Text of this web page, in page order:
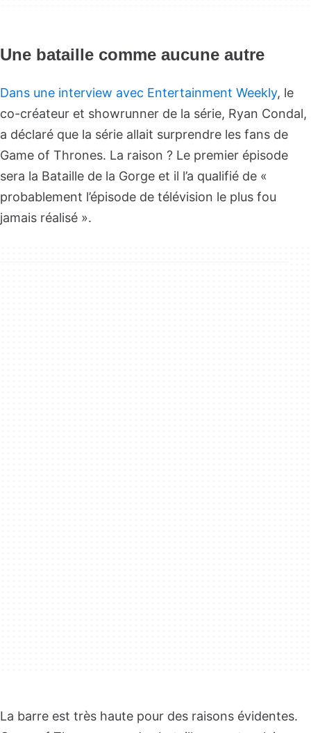
Une bataille comme aucune autre
Dans une interview avec Entertainment Weekly, le
co-créateur et showrunner de la série, Ryan Condal,
a déclaré que la série allait surprendre les fans de
Game of Thrones. La raison ? Le premier épisode
sera la Bataille de la Gorge et il l’a qualifié de «
probablement l’épisode de télévision le plus fou
jamais réalisé ».
La barre est très haute pour des raisons évidentes.